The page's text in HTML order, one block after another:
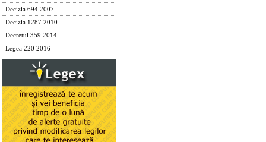
Decizia 694 2007
Decizia 1287 2010
Decretul 359 2014
Legea 220 2016